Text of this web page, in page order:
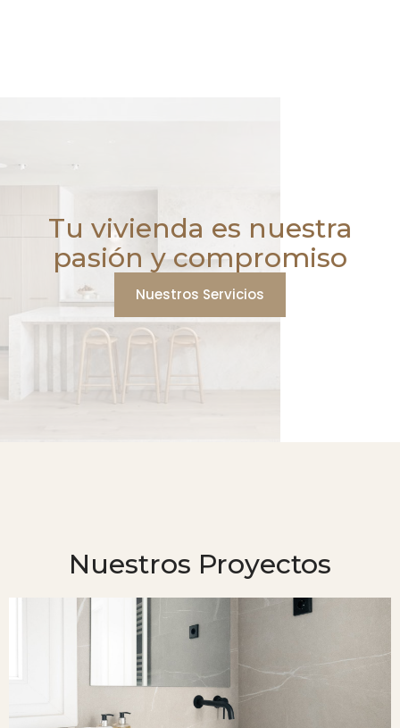
Tu vivienda es nuestra
pasión y compromiso
Nuestros Servicios
Nuestros Proyectos